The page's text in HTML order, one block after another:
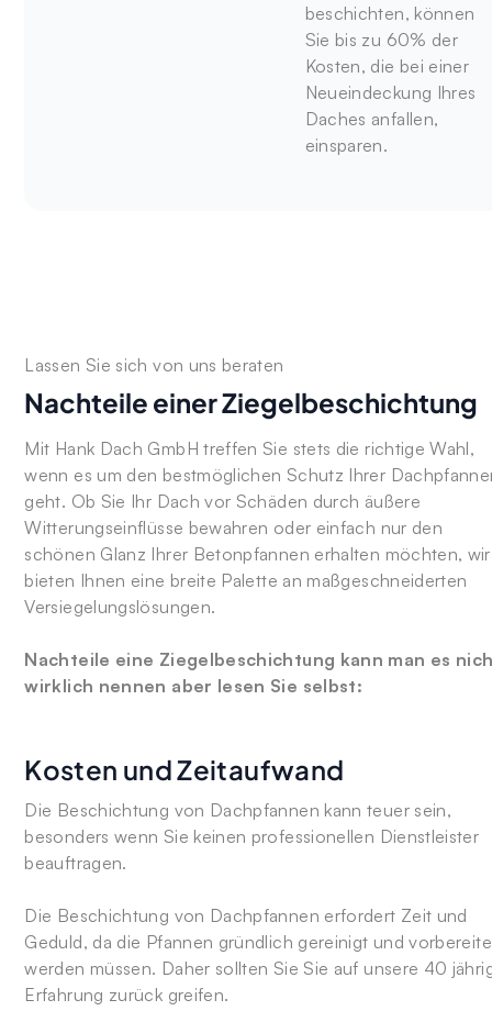
beschichten, können
Sie bis zu 60% der
Kosten, die bei einer
Neueindeckung Ihres
Daches anfallen,
einsparen.
Lassen Sie sich von uns beraten
Nachteile einer Ziegelbeschichtung
Mit Hank Dach GmbH treffen Sie stets die richtige Wahl,
wenn es um den bestmöglichen Schutz Ihrer
geht. Ob Sie Ihr Dach vor Schäden durch äußere
Witterungseinflüsse bewahren oder einfach nur den
schönen Glanz Ihrer Betonpfannen erhalten möchten, wir
bieten Ihnen eine breite Palette an maßgeschneiderten
Versiegelungslösungen.
Nachteile eine Ziegelbeschichtung kann man es
wirklich nennen aber lesen Sie selbst:
Kosten und Zeitaufwand
Die Beschichtung von Dachpfannen kann teuer sein,
besonders wenn Sie keinen professionellen Dienstleister
beauftragen.
Die Beschichtung von Dachpfannen erfordert Zeit und
Geduld, da die Pfannen gründlich gereinigt und
werden müssen. Daher sollten Sie Sie auf unsere 40
Erfahrung zurück greifen.